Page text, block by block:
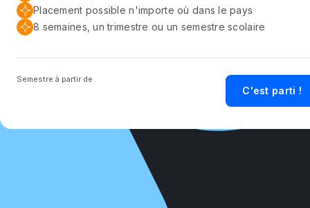
Placement possible n'importe où dans le pays
8 semaines, un trimestre ou un semestre scolaire
Semestre à partir de
C'est parti !